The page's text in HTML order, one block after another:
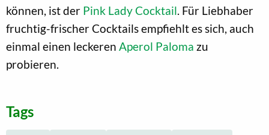
können, ist der Pink Lady Cocktail. Für Liebhaber
fruchtig-frischer Cocktails empfiehlt es sich, auch
einmal einen leckeren Aperol Paloma zu
probieren.
Tags